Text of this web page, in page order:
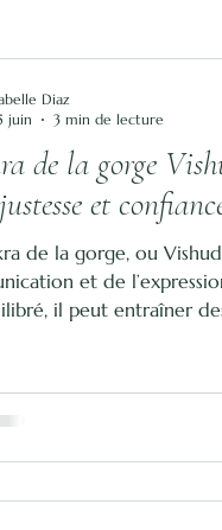
de la gorge
et
de la gorge, ou
et de
il peut entraîner
plus fluide et
Diaz
juin
3 min de lecture